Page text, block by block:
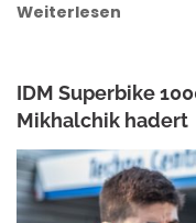
Weiterlesen
IDM Superbike
Mikhalchik hadert
ANKE WIECZOREK